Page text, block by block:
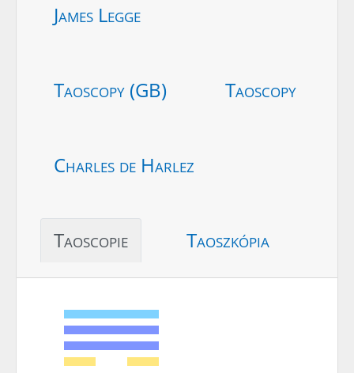
James Legge
Taoscopy (GB) Taoscopy
Charles de Harlez
Taoscopie Taoszkópia